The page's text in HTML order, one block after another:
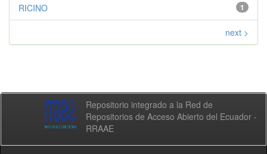
1
RICINO
next >
Repositorio integrado a la Red de
Repositorios de Acceso Abierto del Ecuador -
RRAAE